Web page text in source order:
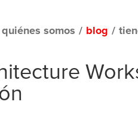
quiénes somos / blog /